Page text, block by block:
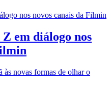
em diálogo nos
às novas formas de olhar o